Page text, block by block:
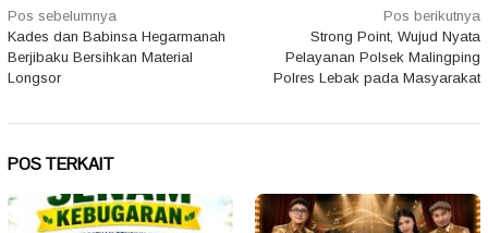
Navigasi
pos
Pos sebelumnya
Kades dan Babinsa Hegarmanah
Berjibaku Bersihkan Material
Longsor
Pos berikutnya
Strong Point, Wujud Nyata
Pelayanan Polsek Malingping
Polres Lebak pada Masyarakat
POS TERKAIT